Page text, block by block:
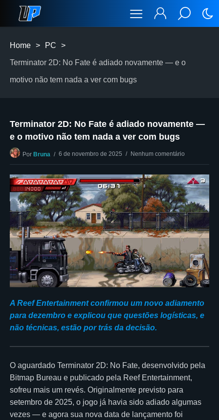
Home > PC >
Terminator 2D: No Fate é adiado novamente — e o
motivo não tem nada a ver com bugs
Terminator 2D: No Fate é adiado novamente —
e o motivo não tem nada a ver com bugs
Por Bruna 6 de novembro de 2025 Nenhum comentário
A Reef Entertainment confirmou um novo adiamento
para dezembro e explicou que questões logísticas, e
não técnicas, estão por trás da decisão.
O aguardado Terminator 2D: No Fate, desenvolvido pela
Bitmap Bureau e publicado pela Reef Entertainment,
sofreu mais um revés. Originalmente previsto para
setembro de 2025, o jogo já havia sido adiado algumas
vezes — e agora sua nova data de lançamento foi